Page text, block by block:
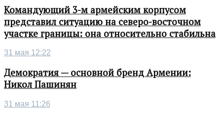
Командующий 3-м армейским корпусом
представил ситуацию на северо-восточном
участке границы: она относительно стабильна
31 мая 12:22
Демократия — основной бренд Армении:
Никол Пашинян
31 мая 11:26